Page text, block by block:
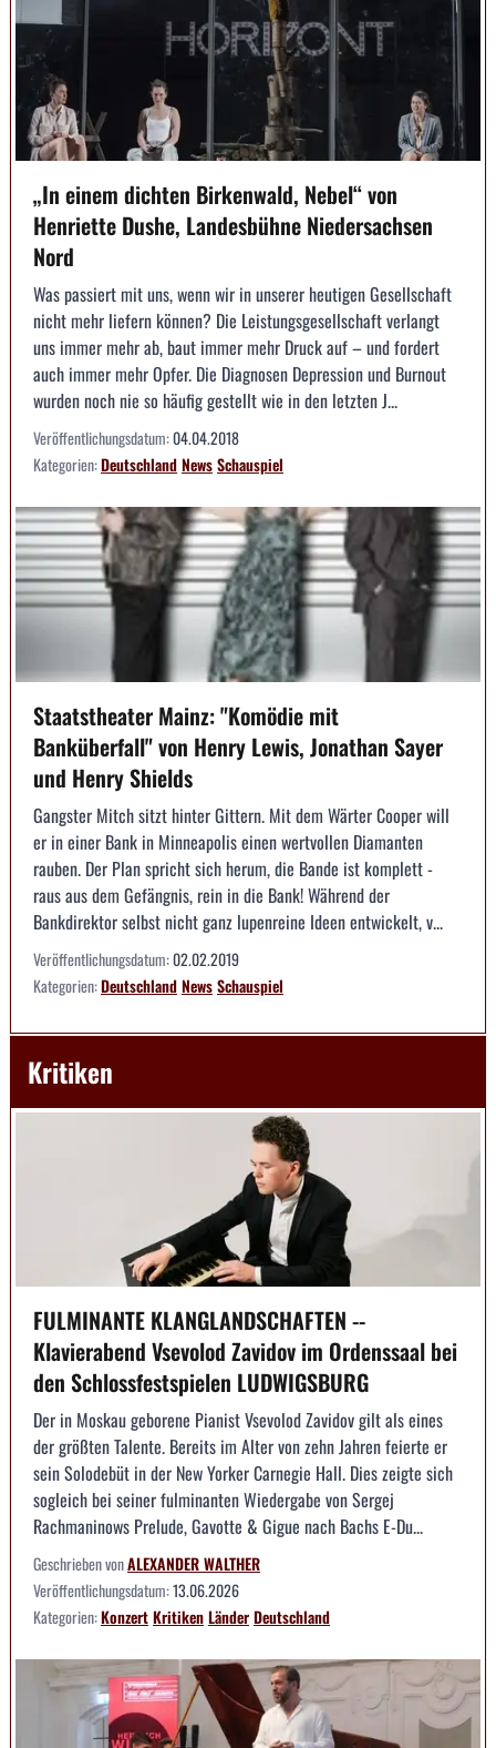
„In einem dichten Birkenwald, Nebel“ von
Henriette Dushe, Landesbühne Niedersachsen
Nord
Was passiert mit uns, wenn wir in unserer heutigen Gesellschaft
nicht mehr liefern können? Die Leistungsgesellschaft verlangt
uns immer mehr ab, baut immer mehr Druck auf – und fordert
auch immer mehr Opfer. Die Diagnosen Depression und Burnout
wurden noch nie so häufig gestellt wie in den letzten J...
Veröffentlichungsdatum:04.04.2018
Kategorien:DeutschlandNewsSchauspiel
Staatstheater Mainz: "Komödie mit
Banküberfall" von Henry Lewis, Jonathan Sayer
und Henry Shields
Gangster Mitch sitzt hinter Gittern. Mit dem Wärter Cooper will
er in einer Bank in Minneapolis einen wertvollen Diamanten
rauben. Der Plan spricht sich herum, die Bande ist komplett -
raus aus dem Gefängnis, rein in die Bank! Während der
Bankdirektor selbst nicht ganz lupenreine Ideen entwickelt, v...
Veröffentlichungsdatum:02.02.2019
Kategorien:DeutschlandNewsSchauspiel
Kritiken
FULMINANTE KLANGLANDSCHAFTEN --
Klavierabend Vsevolod Zavidov im Ordenssaal bei
den Schlossfestspielen LUDWIGSBURG
Der in Moskau geborene Pianist Vsevolod Zavidov gilt als eines
der größten Talente. Bereits im Alter von zehn Jahren feierte er
sein Solodebüt in der New Yorker Carnegie Hall. Dies zeigte sich
sogleich bei seiner fulminanten Wiedergabe von Sergej
Rachmaninows Prelude, Gavotte & Gigue nach Bachs E-Du...
Geschrieben vonALEXANDER WALTHER
Veröffentlichungsdatum:13.06.2026
Kategorien:KonzertKritikenLänderDeutschland